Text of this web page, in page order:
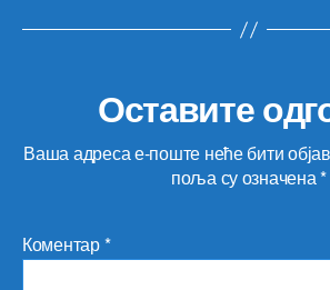
Оставите
Ваша адреса е-поште неће бити
поља су означена*
Коментар*